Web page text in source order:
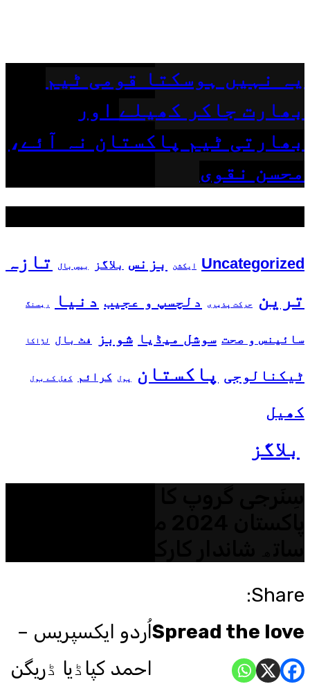
یہ نہیں ہوسکتا قومی ٹیم
بھارت جاکر کھیلے اور
بھارتی ٹیم پاکستان نہ آئے،
محسن نقوی
Uncategorized ایکشن بزنس بلاگز بیس بال
تازہ
ترین
حرکت پذیری دلچسپ و عجیب دنیا ریسنگ
سائینس و صحت سوشل میڈیا شوبز فٹ بال لڑاکا
ٹیکنالوجی پاکستان پول کرائم کھل کے بول
کھیل
بلاگز
Share:
Spread the loveاُردو ایکسپریس –
احمد کپاڈیا ڈریگن